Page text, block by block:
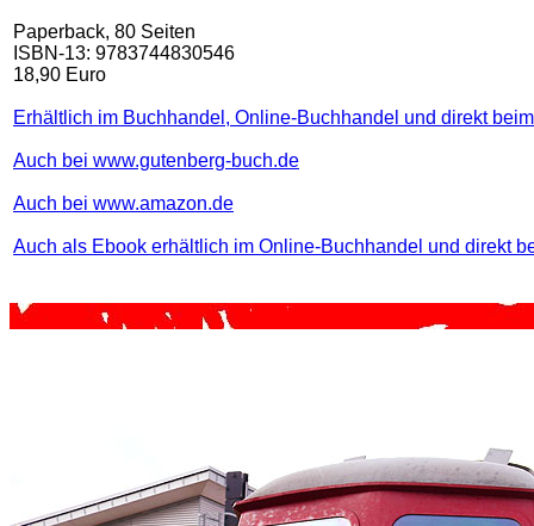
Paperback, 80 Seiten
ISBN-13: 9783744830546
18,90 Euro
Erhältlich im Buchhandel, Online-Buchhandel und direkt
Auch bei www.gutenberg-buch.de
Auch bei www.amazon.de
Auch als Ebook erhältlich im Online-Buchhandel und direkt